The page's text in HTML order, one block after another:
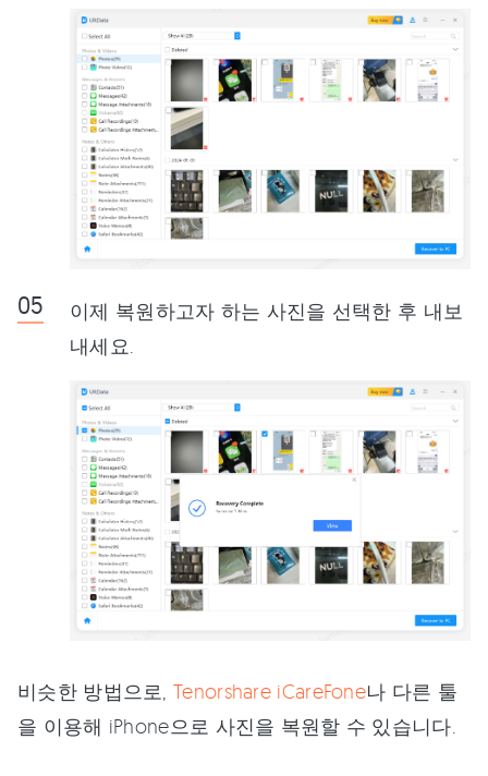
이제 복원하고자 하는 사진을 선택한 후 내보
내세요.
비슷한 방법으로, Tenorshare iCareFone나 다른 툴
을 이용해 iPhone으로 사진을 복원할 수 있습니다.